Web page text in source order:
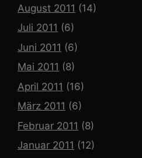
August 2011 (14)
Juli 2011 (6)
Juni 2011 (6)
Mai 2011 (8)
April 2011 (16)
März 2011 (6)
Februar 2011 (8)
Januar 2011 (12)